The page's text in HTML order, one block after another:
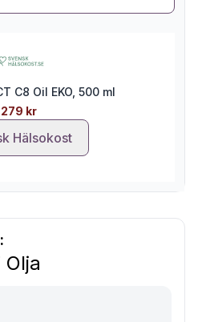
C8 Oil EKO, 500 ml
279 kr
Hälsokost